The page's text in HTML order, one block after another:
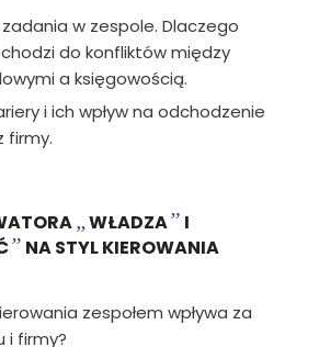
w zespole. Dlaczego
do konfliktów między
a księgowością.
i ich wpływ na odchodzenie
firmy.
„WŁADZA” I
” NA STYL KIEROWANIA
zespołem wpływa za
i firmy?